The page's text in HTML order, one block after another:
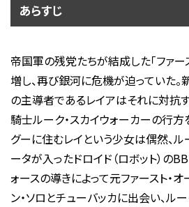
あらすじ
帝国軍の残党たちが結成した「ファー
増し、再び銀河に危機が迫っていた。
の主導者であるレイアはそれに対抗
騎士ルーク・スカイウォーカーの行方
グーに住むレイという少女は偶然、
ータが入ったドロイド（ロボット）の
ォースの導きによって元ファースト・オ
ン・ソロとチューバッカに出会い、ル